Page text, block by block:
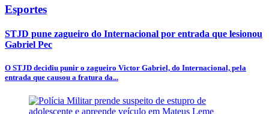
Esportes
STJD pune zagueiro do Internacional por entrada que lesionou
Gabriel Pec
O STJD decidiu punir o zagueiro Victor Gabriel, do Internacional, pela
entrada que causou a fratura da...